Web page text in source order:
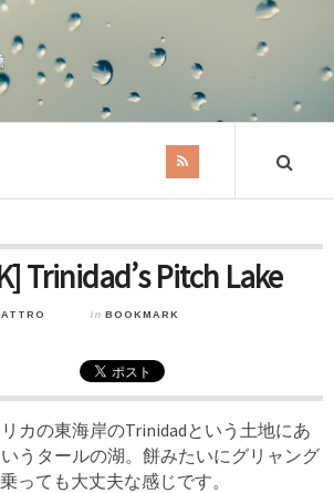
Trinidad’s Pitch Lake
in BOOKMARK
カの東海岸のTrinidadという土地にあ
うタールの湖。餅みたいにグリャング
っても大丈夫な感じです。